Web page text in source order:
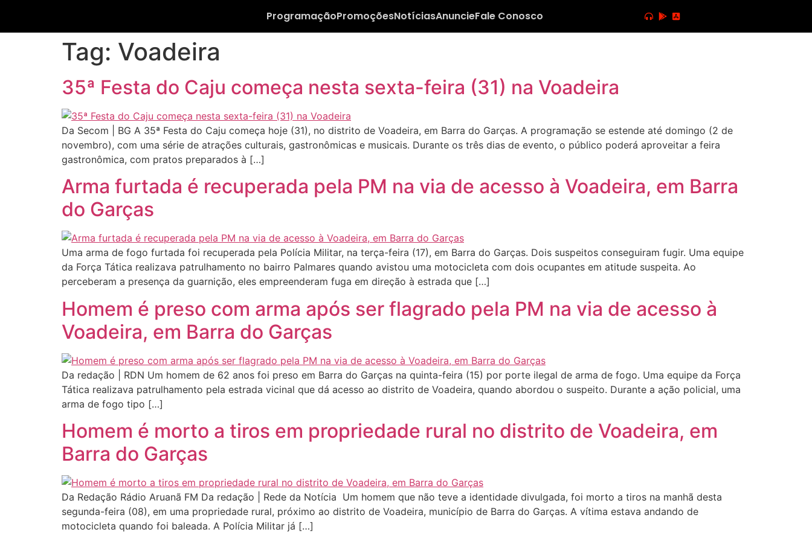
ProgramaçãoPromoçõesNotíciasAnuncieFale Conosco
Tag: Voadeira
35ª Festa do Caju começa nesta sexta-feira (31) na Voadeira
Da Secom | BG A 35ª Festa do Caju começa hoje (31), no distrito de Voadeira, em Barra do Garças. A programação se estende até domingo (2 de
novembro), com uma série de atrações culturais, gastronômicas e musicais. Durante os três dias de evento, o público poderá aproveitar a feira
gastronômica, com pratos preparados à […]
Arma furtada é recuperada pela PM na via de acesso à Voadeira, em Barra
do Garças
Uma arma de fogo furtada foi recuperada pela Polícia Militar, na terça-feira (17), em Barra do Garças. Dois suspeitos conseguiram fugir. Uma equipe
da Força Tática realizava patrulhamento no bairro Palmares quando avistou uma motocicleta com dois ocupantes em atitude suspeita. Ao
perceberam a presença da guarnição, eles empreenderam fuga em direção à estrada que […]
Homem é preso com arma após ser flagrado pela PM na via de acesso à
Voadeira, em Barra do Garças
Da redação | RDN Um homem de 62 anos foi preso em Barra do Garças na quinta-feira (15) por porte ilegal de arma de fogo. Uma equipe da Força
Tática realizava patrulhamento pela estrada vicinal que dá acesso ao distrito de Voadeira, quando abordou o suspeito. Durante a ação policial, uma
arma de fogo tipo […]
Homem é morto a tiros em propriedade rural no distrito de Voadeira, em
Barra do Garças
Da Redação Rádio Aruanã FM Da redação | Rede da Notícia Um homem que não teve a identidade divulgada, foi morto a tiros na manhã desta
segunda-feira (08), em uma propriedade rural, próximo ao distrito de Voadeira, município de Barra do Garças. A vítima estava andando de
motocicleta quando foi baleada. A Polícia Militar já […]